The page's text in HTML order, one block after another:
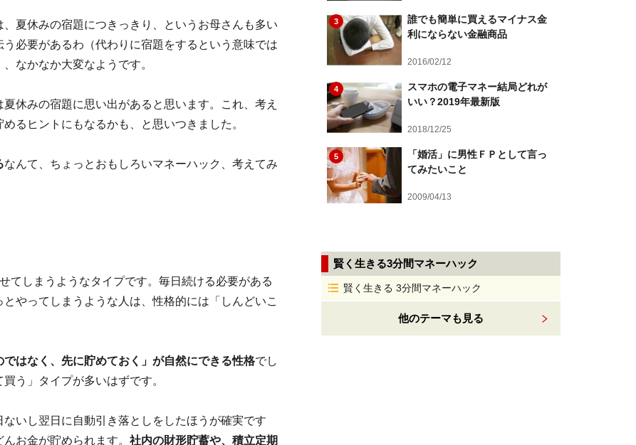
夏休みの宿題につきっきり、というお母さんも多い
必要があるわ（代わりに宿題をするという意味では
なかなか大変なようです。
休みの宿題に思い出があると思います。これ、考え
るヒントにもなるかも、と思いつきました。
なんて、ちょっとおもしろいマネーハック、考えてみ
てしまうようなタイプです。毎日続ける必要がある
やってしまうような人は、性格的には「しんどいこ
ではなく、先に貯めておく」が自然にできる性格でし
う」タイプが多いはずです。
いし翌日に自動引き落としをしたほうが確実です
お金が貯められます。 社内の財形貯蓄や、積立定期
3
誰でも簡単に買えるマイナス金
利にならない金融商品
2016/02/12
4
スマホの電子マネー結局どれが
いい？2019年最新版
2018/12/25
5
「婚活」に男性ＦＰとして言っ
てみたいこと
2009/04/13
賢く生きる3分間マネーハック
賢く生きる 3分間マネーハック
他のテーマも見る